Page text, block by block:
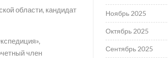
области, кандидат
член
Ноябрь 2025
Октябрь 2025
Сентябрь 2025